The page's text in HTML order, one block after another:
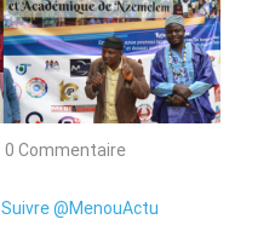
0 Commentaire
Suivre @MenouActu